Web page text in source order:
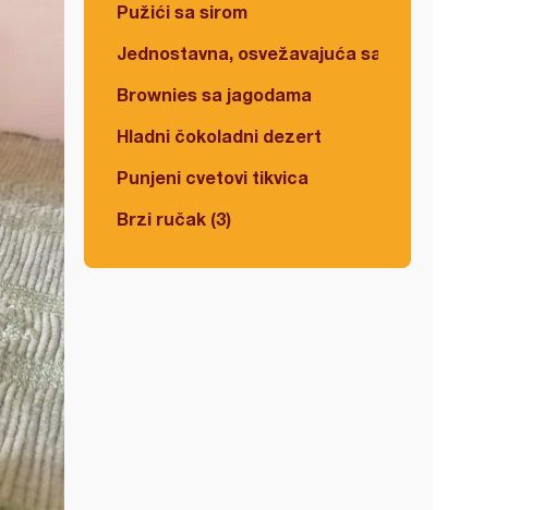
Pužići sa sirom
Jednostavna, osvežavajuća salata
Brownies sa jagodama
Hladni čokoladni dezert
Punjeni cvetovi tikvica
Brzi ručak (3)